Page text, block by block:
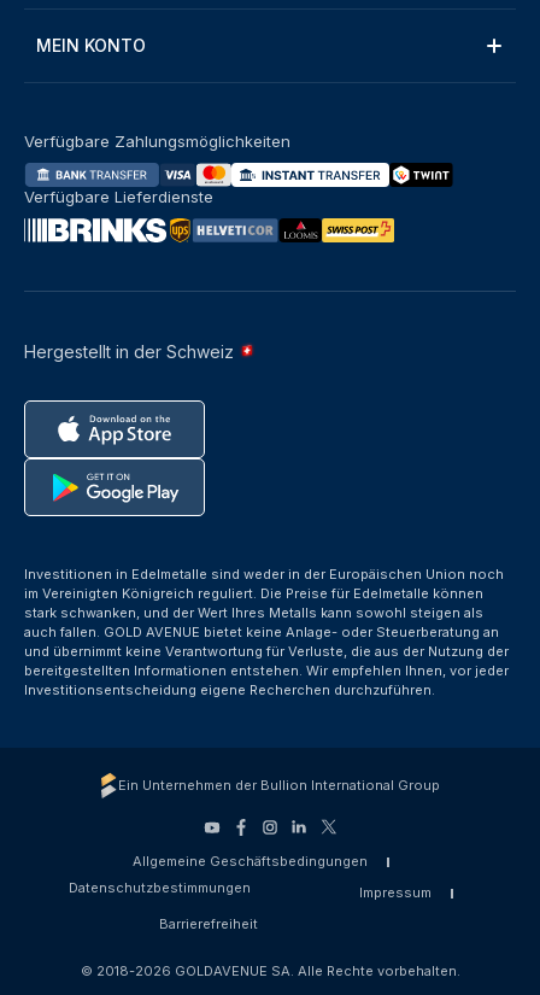
MEIN KONTO
Hergestellt in der Schweiz
Verfügbare Zahlungsmöglichkeiten
Verfügbare Lieferdienste
Investitionen in Edelmetalle sind weder in der Europäischen Union noch
im Vereinigten Königreich reguliert. Die Preise für Edelmetalle können
stark schwanken, und der Wert Ihres Metalls kann sowohl steigen als
auch fallen. GOLD AVENUE bietet keine Anlage- oder Steuerberatung an
und übernimmt keine Verantwortung für Verluste, die aus der Nutzung der
bereitgestellten Informationen entstehen. Wir empfehlen Ihnen, vor jeder
Investitionsentscheidung eigene Recherchen durchzuführen.
Ein Unternehmen der Bullion International Group
Allgemeine Geschäftsbedingungen
Datenschutzbestimmungen
Impressum
Barrierefreiheit
© 2018-2026 GOLDAVENUE SA. Alle Rechte vorbehalten.